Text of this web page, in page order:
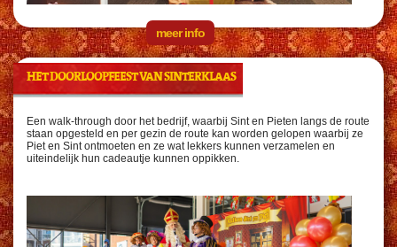
meer info
HET DOORLOOPFEEST VAN SINTERKLAAS
Een walk-through door het bedrijf, waarbij Sint en Pieten langs de route
staan opgesteld en per gezin de route kan worden gelopen waarbij ze
Piet en Sint ontmoeten en ze wat lekkers kunnen verzamelen en
uiteindelijk hun cadeautje kunnen oppikken.